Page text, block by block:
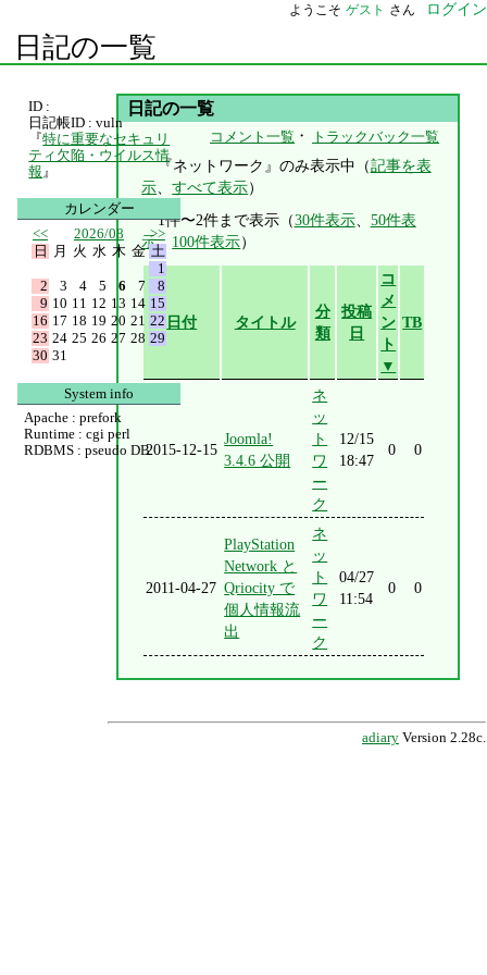
ようこそ ゲスト さん ログイン
日記の一覧
日記の一覧
コメント一覧 ・ トラックバック一覧
『ネットワーク』のみ表示中（記事を表
示、すべて表示）
1件〜2件まで表示（30件表示、 50件表
示、 100件表示）
日付 タイトル
分
類
投稿
日
コ
メ
ン
ト
▼
TB
2015-12-15
Joomla!
3.4.6 公開
ネ
ッ
ト
ワ
ー
ク
12/15
18:47
0 0
2011-04-27
PlayStation
Network と
Qriocity で
個人情報流
出
ネ
ッ
ト
ワ
ー
ク
04/27
11:54
0 0
adiary Version 2.28c.
ID :
日記帳ID : vuln
『特に重要なセキュリ
ティ欠陥・ウイルス情
報 』
カレンダー
<<
2026/08
>>
日
月 火 水 木 金 土
1
2
3 4 5 6 7
8
9 10 11 12 13 14 15
16 17 18 19 20 21 22
23 24 25 26 27 28 29
30 31
System info
Apache : prefork
Runtime : cgi perl
RDBMS : pseudo DB